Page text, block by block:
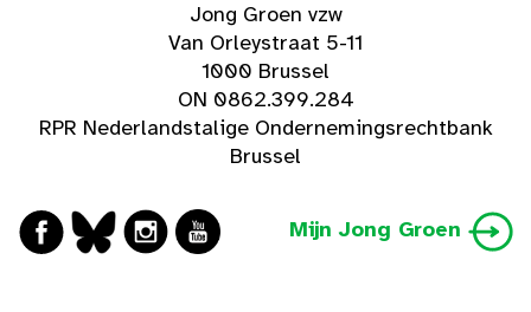
Jong Groen vzw
Van Orleystraat 5-11
1000 Brussel
ON 0862.399.284
RPR Nederlandstalige Ondernemingsrechtbank
Brussel
Mijn Jong Groen